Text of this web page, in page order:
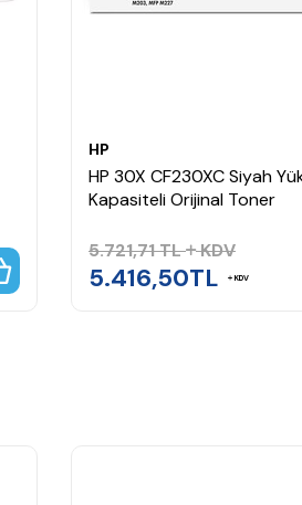
HP
HP 30X CF230XC Siyah
Kapasiteli Orijinal Toner
5.721,71TL KDV
5.416,50TL KDV